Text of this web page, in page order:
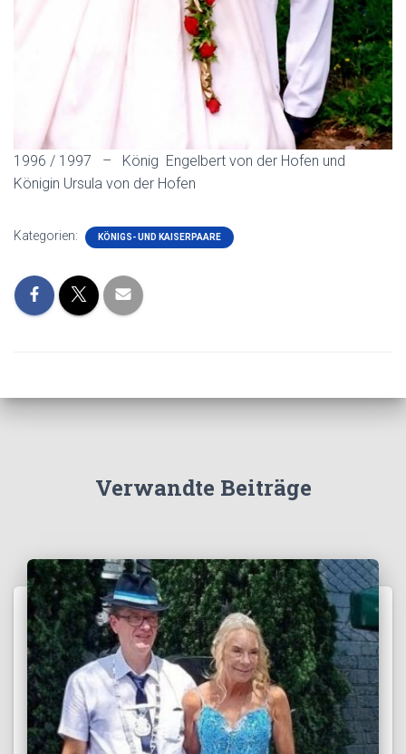
1996 / 1997 – König Engelbert von der Hofen und
Königin Ursula von der Hofen
Kategorien: KÖNIGS- UND KAISERPAARE
Verwandte Beiträge